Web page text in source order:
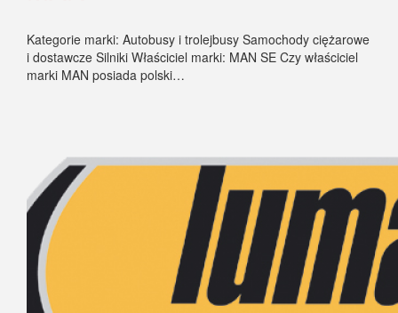
Kategorie marki: Autobusy i trolejbusy Samochody ciężarowe
i dostawcze Silniki Właściciel marki: MAN SE Czy właściciel
marki MAN posiada polski…